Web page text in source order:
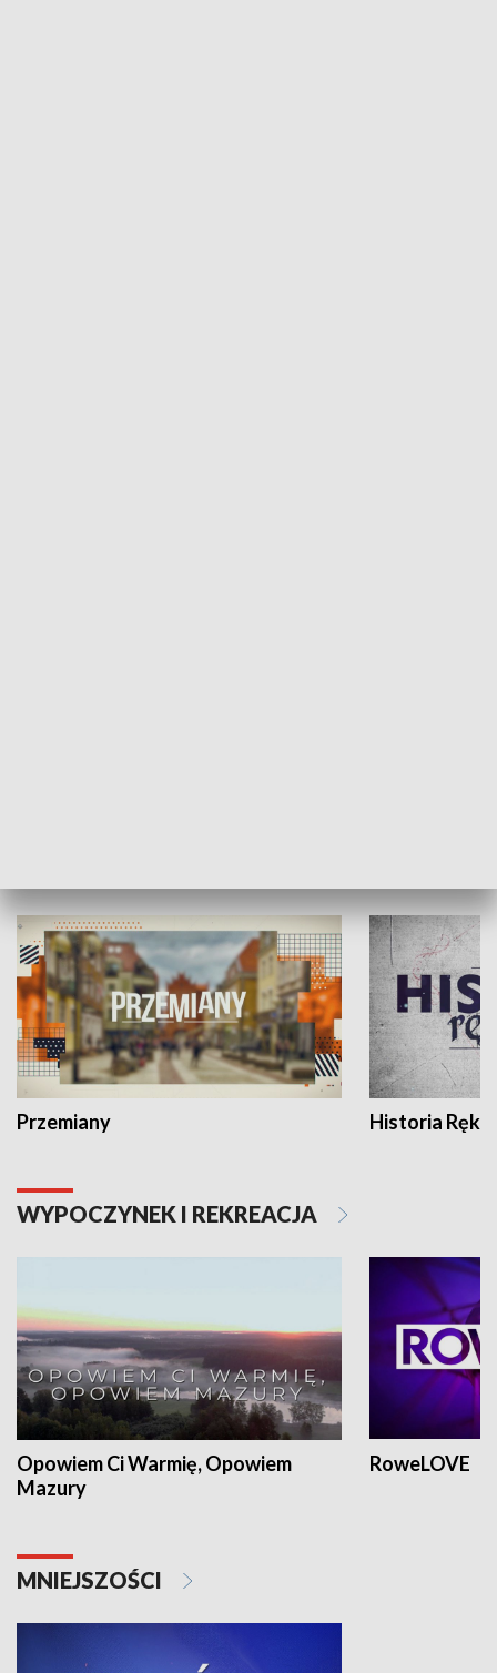
Przemiany Historia Ręką
WYPOCZYNEK I REKREACJA
Opowiem Ci Warmię, Opowiem
Mazury
RoweLOVE
MNIEJSZOŚCI